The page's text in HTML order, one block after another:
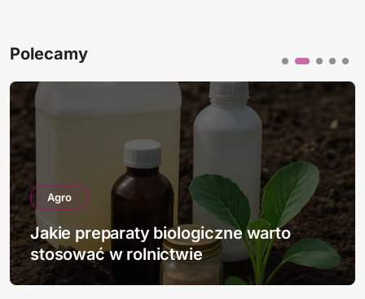
Polecamy
Agro
Jakie preparaty biologiczne warto
stosować w rolnictwie